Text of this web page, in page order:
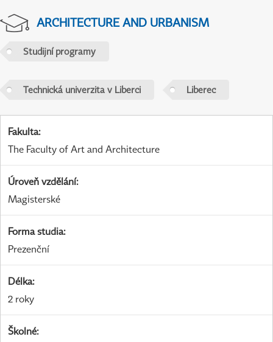
ARCHITECTURE AND URBANISM
Studijní programy
Technická univerzita v Liberci Liberec
Fakulta:
The Faculty of Art and Architecture
Úroveň vzdělání:
Magisterské
Forma studia:
Prezenční
Délka:
2 roky
Školné: